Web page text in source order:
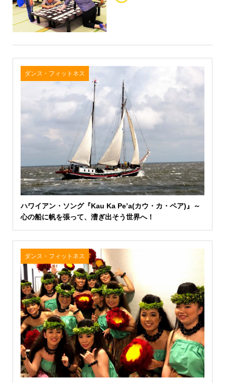
ダンス・フィットネス
ハワイアン・ソング『Kau Ka Pe’a(カウ・カ・ペア)』～
心の船に帆を張って、漕ぎ出そう世界へ！
ダンス・フィットネス